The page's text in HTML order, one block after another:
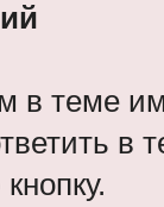
теме
в